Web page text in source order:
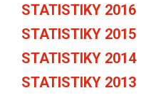
STATISTIKY 2016
STATISTIKY 2015
STATISTIKY 2014
STATISTIKY 2013